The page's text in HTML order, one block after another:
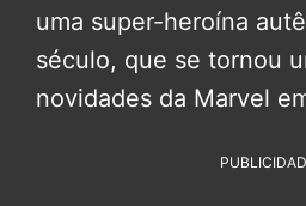
uma super-heroína
século, que se tornou
novidades da Marvel